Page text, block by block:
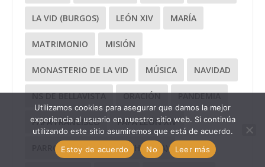
LA VID (BURGOS) LEÓN XIV MARÍA
MATRIMONIO MISIÓN
MONASTERIO DE LA VID MÚSICA NAVIDAD
NS DE BELLAVISTA ORACIÓN PANDEMIA
PAPA FRANCISCO PAPA LEÓN XIV
PARROQUIA BELLAVISTA (HUELVA)
Utilizamos cookies para asegurar que damos la mejor
experiencia al usuario en nuestro sitio web. Si continúa
utilizando este sitio asumiremos que está de acuerdo.
Estoy de acuerdo
No Leer más